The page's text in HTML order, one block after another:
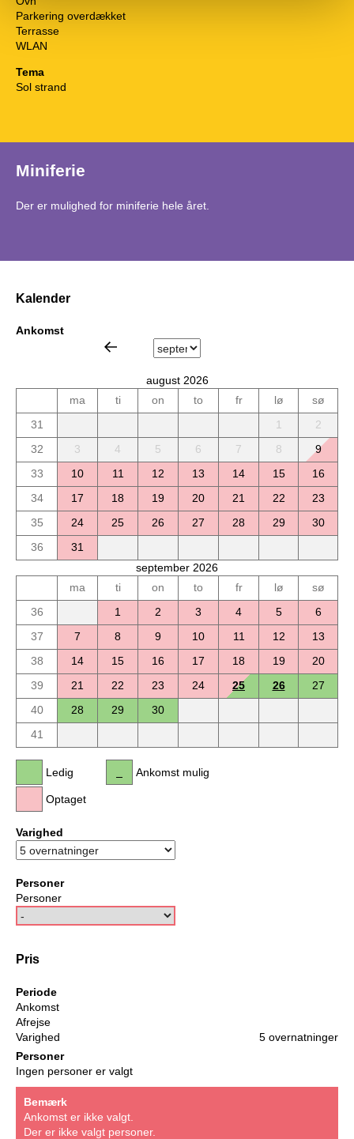
Parkering overdækket
Terrasse
WLAN
Tema
Sol strand
Miniferie
Der er mulighed for miniferie hele året.
Kalender
Ankomst
august 2026
ma
ti on to fr lø
sø
31
1
2
32
3 4 5 6 7 8
9
33
10 11 12 13 14 15
16
34
17 18 19 20 21 22
23
35
24 25 26 27 28 29
30
36
31
september 2026
ma
ti on to fr lø
sø
36
1 2 3 4 5
6
37
7 8 9 10 11 12
13
38
14 15 16 17 18 19
20
39
21 22 23 24 25 26
27
40
28 29
30
41
Ledig
Optaget
Ankomst mulig
Varighed
Personer
Personer
Pris
Periode
Ankomst
Afrejse
Varighed
5 overnatninger
Personer
Ingen personer er valgt
Bemærk
Ankomst er ikke valgt.
Der er ikke valgt personer.